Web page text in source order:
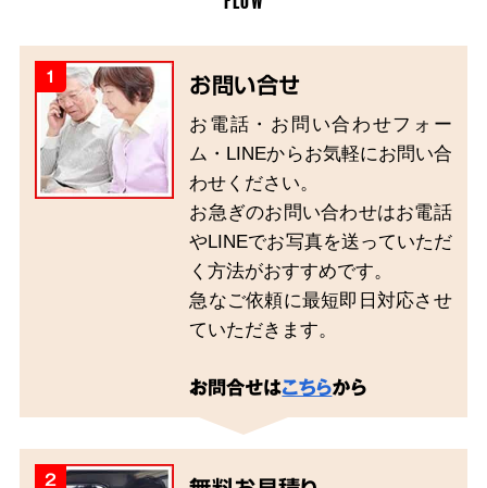
1 お問い合せ
お電話・お問い合わせフォー
ム・LINEからお気軽にお問い合
わせください。
お急ぎのお問い合わせはお電話
やLINEでお写真を送っていただ
く方法がおすすめです。
急なご依頼に最短即日対応させ
ていただきます。
お問合せはこちらから
2